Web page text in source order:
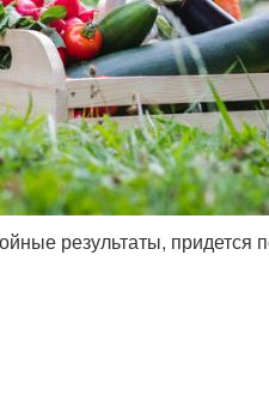
результаты, придется